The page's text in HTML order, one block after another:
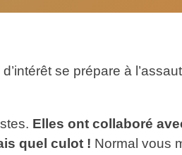
se prépare à
Elles ont collaboré
quel culot ! Normal vous